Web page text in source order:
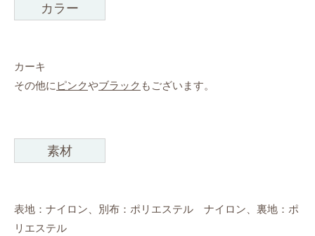
カラー
カーキ
その他にピンクやブラック もございます。
素材
表地：ナイロン、別布：ポリエステル ナイロン、裏地：ポ
リエステル